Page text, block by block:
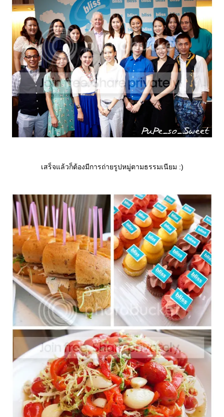
เสร็จแล้วก็ต้องมีการถ่ายรูปหมู่ตามธรรมเนียม :)